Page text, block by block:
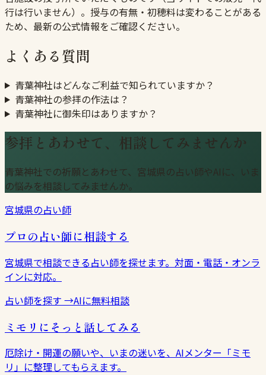
行は行いません）。授与の有無・初穂料は変わることがある
ため、最新の公式情報をご確認ください。
よくある質問
青葉神社はどんなご利益で知られていますか？
青葉神社の参拝の作法は？
青葉神社に御朱印はありますか？
参拝とあわせて、相談してみませんか
青葉神社での祈願とあわせて、宮城県の占い師やAIに、いま
の悩みを相談してみませんか。
宮城県の占い師
プロの占い師に相談する
宮城県で相談できる占い師を探せます。対面・電話・オンラ
インに対応。
占い師を探す →AIに無料相談
ミモリにそっと話してみる
厄除け・開運の願いや、いまの迷いを、AIメンター「ミモ
リ」に整理してもらえます。